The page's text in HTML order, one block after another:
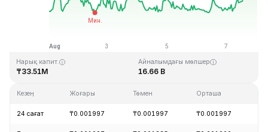
Соңғы жаңарту: 2026-08-08, 01:07 GMT+0
₸0.001460
Нарық капит.
₸33.51M
Айналымдағы мөлшер
16.66 B
Кезең Жоғары Төмен Орташа
24 сағат ₸0.001997 ₸0.001997 ₸0.001997